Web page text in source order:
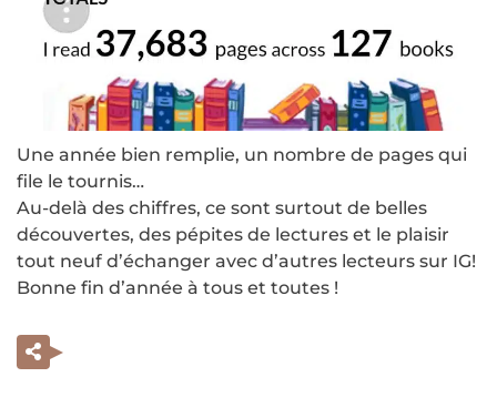
Une année bien remplie, un nombre de pages qui
file le tournis…
Au-delà des chiffres, ce sont surtout de belles
découvertes, des pépites de lectures et le plaisir
tout neuf d’échanger avec d’autres lecteurs sur IG!
Bonne fin d’année à tous et toutes !